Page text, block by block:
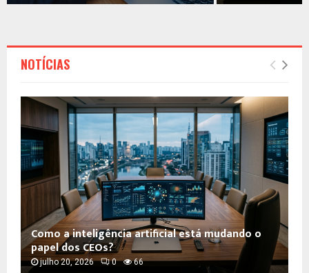
NOTÍCIAS
Como a inteligência artificial está mudando o
papel dos CEOs?
julho 20, 2026 0 66